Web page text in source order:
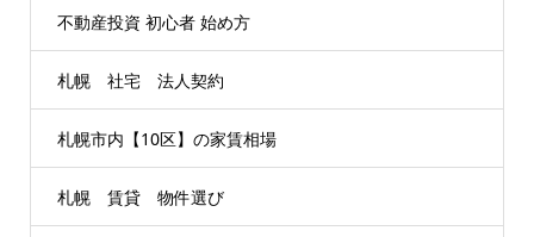
不動産投資 初心者 始め方
札幌 社宅 法人契約
札幌市内【10区】の家賃相場
札幌 賃貸 物件選び